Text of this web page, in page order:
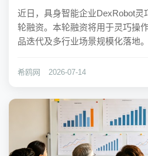
近日，具身智能企业DexRobot灵
轮融资。本轮融资将用于灵巧操
品迭代及多行业场景规模化落地
希鸥网观察到，本轮融资的最大
希鸥网 2026-07-14